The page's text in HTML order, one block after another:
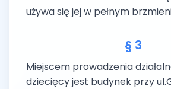
używa się jej w pełnym
§ 3
Miejscem prowadzenia
dziecięcy jest budynek przy